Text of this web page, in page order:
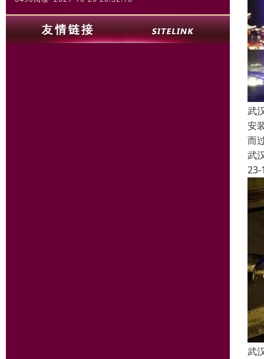
武
安
而
武
23-
武